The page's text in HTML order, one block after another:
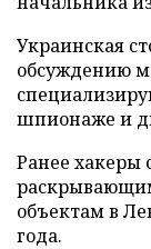
Украинская
обсуждению
шпионаже и
Ранее хакеры
объектам в
года.